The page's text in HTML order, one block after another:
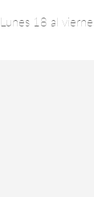
Lunes 18 al